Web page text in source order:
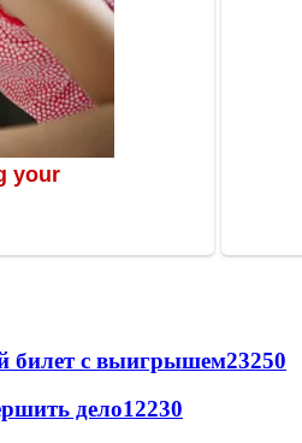
билет с выигрышем23250
дело12230